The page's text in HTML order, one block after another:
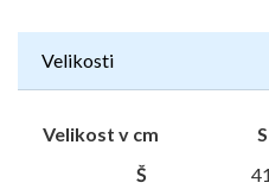
Velikosti
Velikost v cm S
Š
41